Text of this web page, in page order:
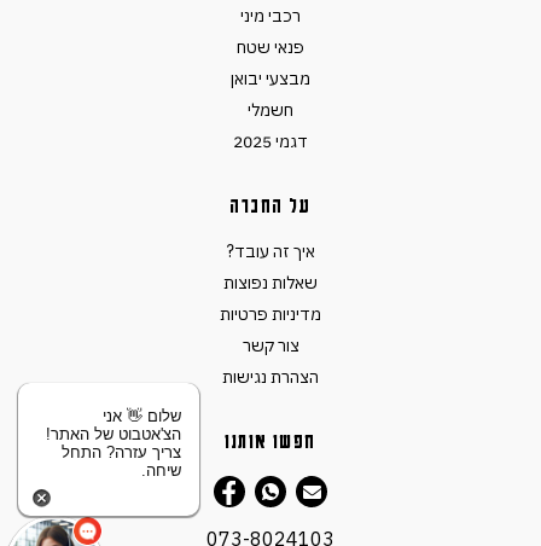
רכבי מיני
פנאי שטח
מבצעי יבואן
חשמלי
דגמי 2025
על החברה
איך זה עובד?
שאלות נפוצות
מדיניות פרטיות
צור קשר
הצהרת נגישות
חפשו אותנו
073-8024103
שלום 👋 אני
הצ'אטבוט של האתר!
צריך עזרה? התחל
שיחה.